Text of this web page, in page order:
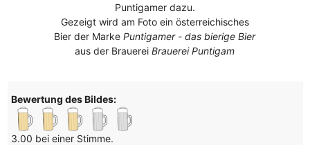
Puntigamer dazu.
Gezeigt wird am Foto ein österreichisches
Bier der MarkePuntigamer - das bierige Bier
aus der BrauereiBrauerei Puntigam
Bewertung des Bildes:
3.00 bei einer Stimme.